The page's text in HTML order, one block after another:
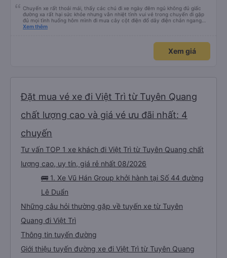
Chuyến xe rất thoải mái, thấy các chú đi xe ngày đêm ngủ không đủ giấc
đường xa rất hại sức khỏe nhưng vẫn nhiệt tình vui vẻ trong chuyến đi gặp
đủ mọi tình huống hôm mình đi mưa cây cột điện đổ dây điện chắn ngang
thấy mấy chú tài cùng nhau dựng tạm cho xe qua mà thấy nghề này khổ
Xem thêm
Xem giá
Đặt mua vé xe đi Việt Trì từ Tuyên Quang
chất lượng cao và giá vé ưu đãi nhất: 4
chuyến
Tư vấn TOP 1 xe khách đi Việt Trì từ Tuyên Quang chất
lượng cao, uy tín, giá rẻ nhất 08/2026
🚌 1. Xe Vũ Hán Group khởi hành tại Số 44 đường
Lê Duẩn
Những câu hỏi thường gặp về tuyến xe từ Tuyên
Quang đi Việt Trì
Thông tin tuyến đường
Giới thiệu tuyến đường xe đi Việt Trì từ Tuyên Quang